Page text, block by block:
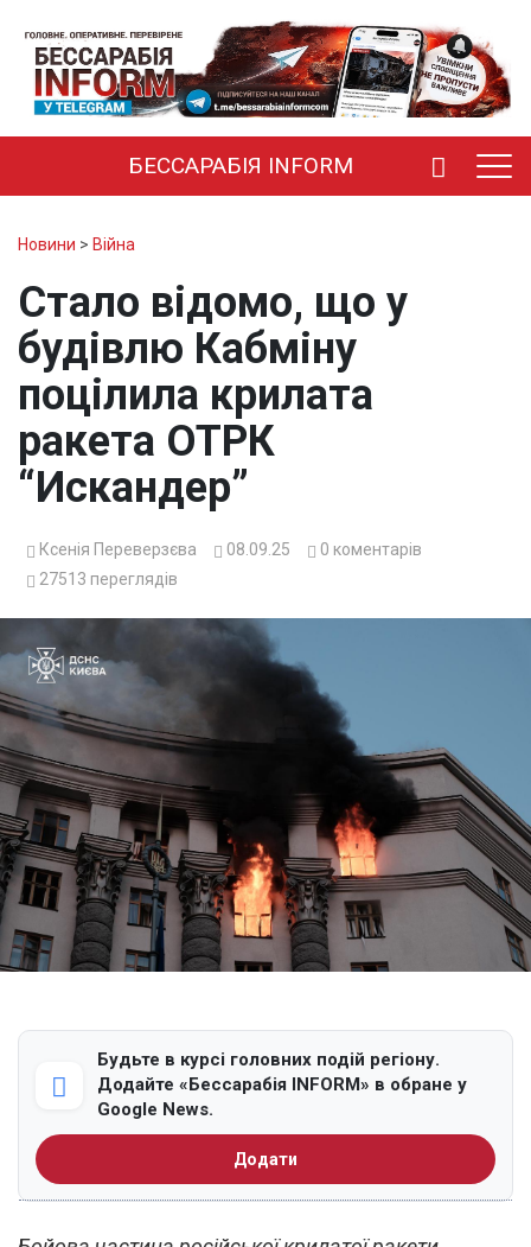
БЕССАРАБІЯ INFORM
Новини > Війна
Стало відомо, що у
будівлю Кабміну
поцілила крилата
ракета ОТРК
“Искандер”
Ксенія Переверзєва 08.09.25 0 коментарів
27513 переглядів
Будьте в курсі головних подій регіону.
Додайте «Бессарабія INFORM» в обране у
Google News.
Додати